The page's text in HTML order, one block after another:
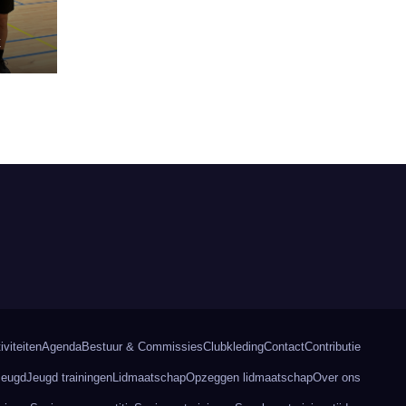
AgendaBestuur & CommissiesClubkledingContactContributie
Jeugd trainingen LidmaatschapOpzeggen lidmaatschapOver ons